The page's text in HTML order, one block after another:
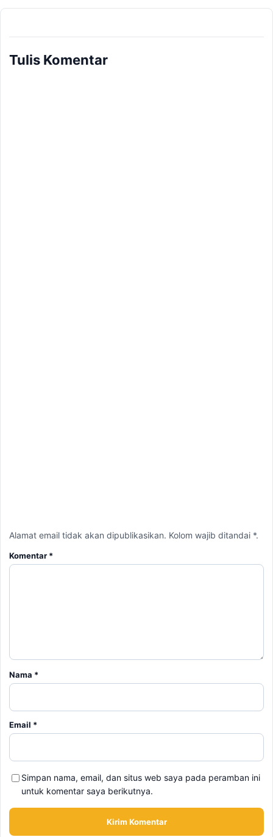
Tulis Komentar
Simpan nama, email, dan situs web saya pada peramban ini
BERITA TERKAIT
Terekam CCTV, 4 Pencuri Kabel Penangkal Petir TVRI